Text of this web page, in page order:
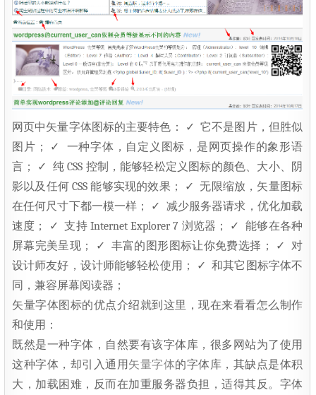
网页中矢量字体图标的主要特色： ✓ 它不是图片，但胜似
图片； ✓ 一种字体，自定义图标，是网页操作的象形语
言； ✓ 纯 CSS 控制，能够轻松定义图标的颜色、大小、阴
影以及任何 CSS 能够实现的效果； ✓ 无限缩放，矢量图标
在任何尺寸下都一模一样； ✓ 减少服务器请求，优化加载
速度； ✓ 支持 Internet Explorer 7 浏览器； ✓ 能够在各种
屏幕完美呈现； ✓ 丰富的图形图标让你免费选择； ✓ 对
设计师友好，设计师能够轻松使用； ✓ 和其它图标字体不
同，兼容屏幕阅读器；
矢量字体图标的优点介绍就到这里，现在来看看怎么制作
和使用：
既然是一种字体，自然要有该字体库，很多网站为了使用
这种字体，却引入通用 矢量字体的字体库，其缺点是体积
大，加载困难，反而在加重服务器负担，适得其反。字体